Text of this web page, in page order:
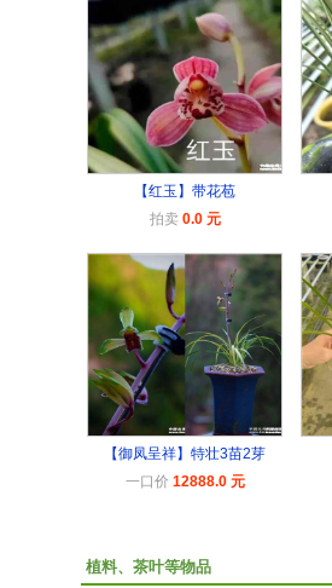
【红玉】带花苞
拍卖 0.0 元
【御凤呈祥】特壮3苗2芽
一口价 12888.0 元
植料、茶叶等物品